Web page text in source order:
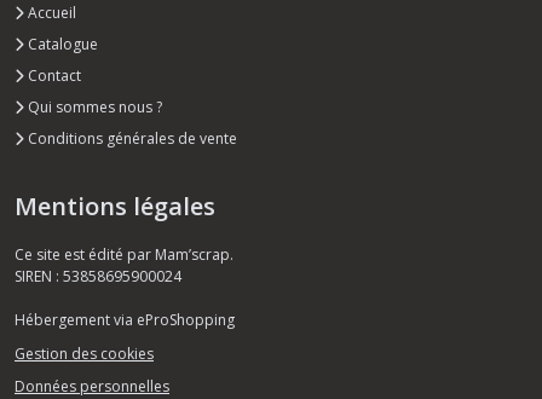
Accueil
Catalogue
Contact
Qui sommes nous ?
Conditions générales de vente
Mentions légales
Ce site est édité par Mam’scrap.
SIREN : 53858695900024
Hébergement via eProShopping
Gestion des cookies
Données personnelles